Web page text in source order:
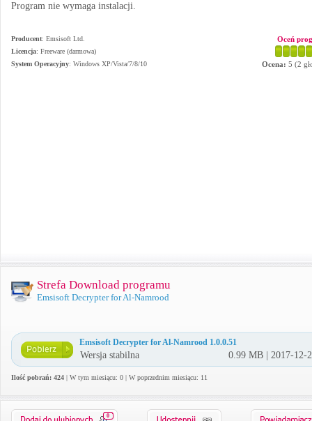
Program nie wymaga instalacji.
Producent: Emsisoft Ltd.
Licencja: Freeware (darmowa)
System Operacyjny: Windows XP/Vista/7/8/10
Oceń
Ocena: 5 (2
Strefa Download programu
Emsisoft Decrypter for Al-Namrood
Emsisoft Decrypter for Al-Namrood 1.0.0.51
Wersja stabilna 0.99 MB | 2017-12-
Ilość pobrań: 424 | W tym miesiącu: 0 | W poprzednim miesiącu: 11
0